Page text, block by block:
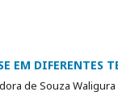
EM DIFERENTES
de Souza Waligura